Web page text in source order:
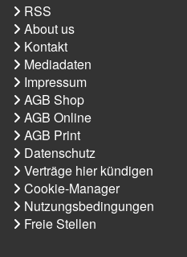
RSS
About us
Kontakt
Mediadaten
Impressum
AGB Shop
AGB Online
AGB Print
Datenschutz
Verträge hier kündigen
Cookie-Manager
Nutzungsbedingungen
Freie Stellen